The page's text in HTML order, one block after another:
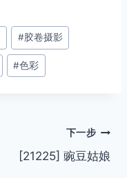
#胶卷摄影
#色彩
下一步
[21225] 豌豆姑娘